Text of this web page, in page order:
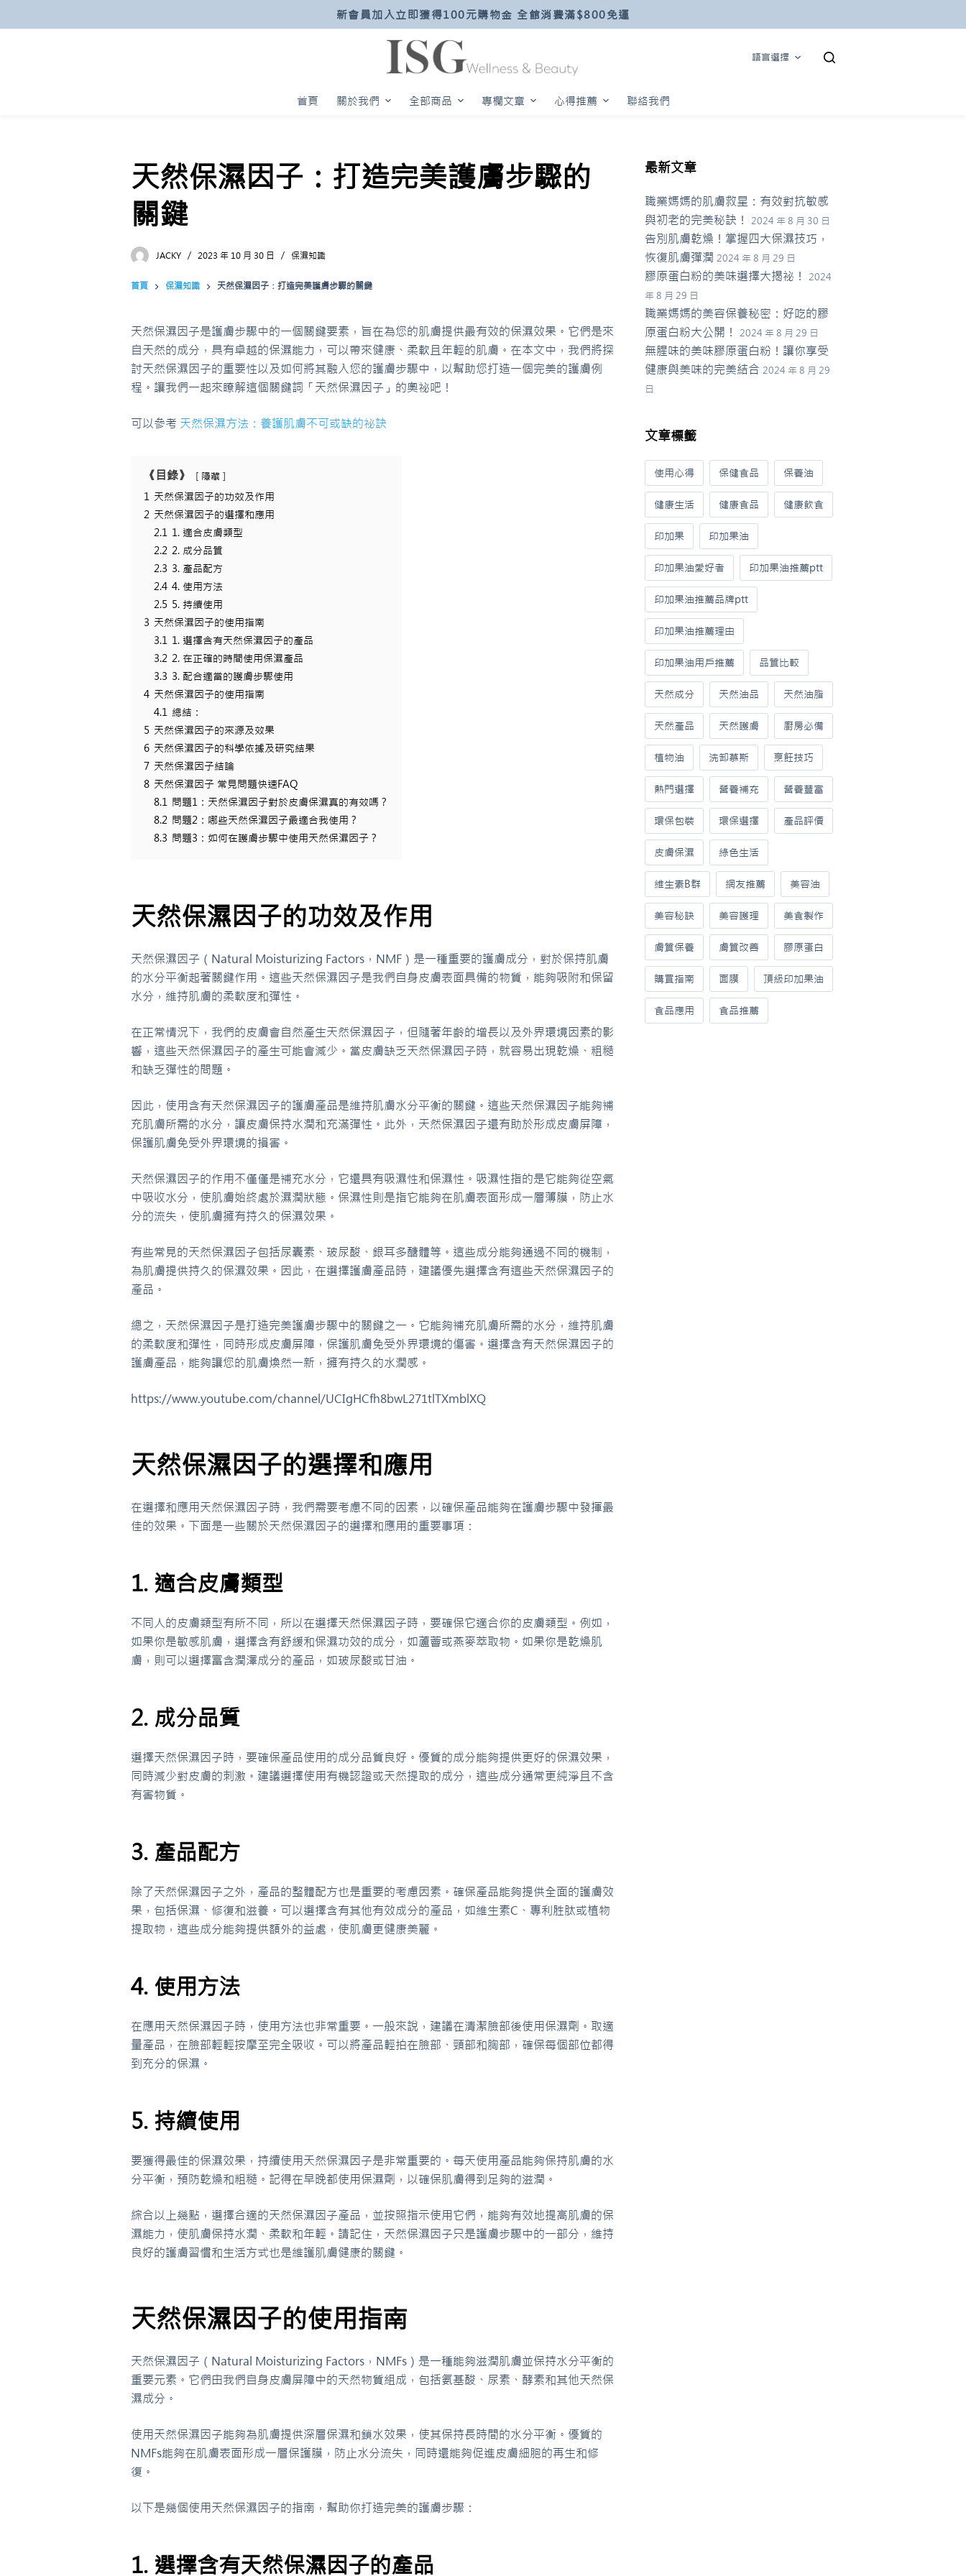
新會員加入立即獲得100元購物金 全館消費滿$800免運
語言選擇
首頁 關於我們 全部商品 專欄文章 心得推薦 聯絡我們
天然保濕因子：打造完美護膚步驟的
關鍵
JACKY 2023 年 10 月 30 日 保濕知識
首頁 保濕知識 天然保濕因子：打造完美護膚步驟的關鍵
天然保濕因子是護膚步驟中的一個關鍵要素，旨在為您的肌膚提供最有效的保濕效果。它們是來
自天然的成分，具有卓越的保濕能力，可以帶來健康、柔軟且年輕的肌膚。在本文中，我們將探
討天然保濕因子的重要性以及如何將其融入您的護膚步驟中，以幫助您打造一個完美的護膚例
程。讓我們一起來瞭解這個關鍵詞「天然保濕因子」的奧祕吧！
可以參考 天然保濕方法：養護肌膚不可或缺的祕訣
《目錄》 隱藏
1 天然保濕因子的功效及作用
2 天然保濕因子的選擇和應用
2.1 1. 適合皮膚類型
2.2 2. 成分品質
2.3 3. 產品配方
2.4 4. 使用方法
2.5 5. 持續使用
3 天然保濕因子的使用指南
3.1 1. 選擇含有天然保濕因子的產品
3.2 2. 在正確的時間使用保濕產品
3.3 3. 配合適當的護膚步驟使用
4 天然保濕因子的使用指南
4.1 總結：
5 天然保濕因子的來源及效果
6 天然保濕因子的科學依據及研究結果
7 天然保濕因子結論
8 天然保濕因子 常見問題快速FAQ
8.1 問題1：天然保濕因子對於皮膚保濕真的有效嗎？
8.2 問題2：哪些天然保濕因子最適合我使用？
8.3 問題3：如何在護膚步驟中使用天然保濕因子？
天然保濕因子的功效及作用
天然保濕因子（Natural Moisturizing Factors，NMF）是一種重要的護膚成分，對於保持肌膚
的水分平衡起著關鍵作用。這些天然保濕因子是我們自身皮膚表面具備的物質，能夠吸附和保留
水分，維持肌膚的柔軟度和彈性。
在正常情況下，我們的皮膚會自然產生天然保濕因子，但隨著年齡的增長以及外界環境因素的影
響，這些天然保濕因子的產生可能會減少。當皮膚缺乏天然保濕因子時，就容易出現乾燥、粗糙
和缺乏彈性的問題。
因此，使用含有天然保濕因子的護膚產品是維持肌膚水分平衡的關鍵。這些天然保濕因子能夠補
充肌膚所需的水分，讓皮膚保持水潤和充滿彈性。此外，天然保濕因子還有助於形成皮膚屏障，
保護肌膚免受外界環境的損害。
天然保濕因子的作用不僅僅是補充水分，它還具有吸濕性和保濕性。吸濕性指的是它能夠從空氣
中吸收水分，使肌膚始終處於濕潤狀態。保濕性則是指它能夠在肌膚表面形成一層薄膜，防止水
分的流失，使肌膚擁有持久的保濕效果。
有些常見的天然保濕因子包括尿囊素、玻尿酸、銀耳多醣體等。這些成分能夠通過不同的機制，
為肌膚提供持久的保濕效果。因此，在選擇護膚產品時，建議優先選擇含有這些天然保濕因子的
產品。
總之，天然保濕因子是打造完美護膚步驟中的關鍵之一。它能夠補充肌膚所需的水分，維持肌膚
的柔軟度和彈性，同時形成皮膚屏障，保護肌膚免受外界環境的傷害。選擇含有天然保濕因子的
護膚產品，能夠讓您的肌膚煥然一新，擁有持久的水潤感。
https://www.youtube.com/channel/UCIgHCfh8bwL271tlTXmblXQ
天然保濕因子的選擇和應用
在選擇和應用天然保濕因子時，我們需要考慮不同的因素，以確保產品能夠在護膚步驟中發揮最
佳的效果。下面是一些關於天然保濕因子的選擇和應用的重要事項：
1. 適合皮膚類型
不同人的皮膚類型有所不同，所以在選擇天然保濕因子時，要確保它適合你的皮膚類型。例如，
如果你是敏感肌膚，選擇含有舒緩和保濕功效的成分，如蘆薈或燕麥萃取物。如果你是乾燥肌
膚，則可以選擇富含潤澤成分的產品，如玻尿酸或甘油。
2. 成分品質
選擇天然保濕因子時，要確保產品使用的成分品質良好。優質的成分能夠提供更好的保濕效果，
同時減少對皮膚的刺激。建議選擇使用有機認證或天然提取的成分，這些成分通常更純淨且不含
有害物質。
3. 產品配方
除了天然保濕因子之外，產品的整體配方也是重要的考慮因素。確保產品能夠提供全面的護膚效
果，包括保濕、修復和滋養。可以選擇含有其他有效成分的產品，如維生素C、專利胜肽或植物
提取物，這些成分能夠提供額外的益處，使肌膚更健康美麗。
4. 使用方法
在應用天然保濕因子時，使用方法也非常重要。一般來說，建議在清潔臉部後使用保濕劑。取適
量產品，在臉部輕輕按摩至完全吸收。可以將產品輕拍在臉部、頸部和胸部，確保每個部位都得
到充分的保濕。
5. 持續使用
要獲得最佳的保濕效果，持續使用天然保濕因子是非常重要的。每天使用產品能夠保持肌膚的水
分平衡，預防乾燥和粗糙。記得在早晚都使用保濕劑，以確保肌膚得到足夠的滋潤。
綜合以上幾點，選擇合適的天然保濕因子產品，並按照指示使用它們，能夠有效地提高肌膚的保
濕能力，使肌膚保持水潤、柔軟和年輕。請記住，天然保濕因子只是護膚步驟中的一部分，維持
良好的護膚習慣和生活方式也是維護肌膚健康的關鍵。
天然保濕因子的使用指南
天然保濕因子（Natural Moisturizing Factors，NMFs）是一種能夠滋潤肌膚並保持水分平衡的
重要元素。它們由我們自身皮膚屏障中的天然物質組成，包括氨基酸、尿素、酵素和其他天然保
濕成分。
使用天然保濕因子能夠為肌膚提供深層保濕和鎖水效果，使其保持長時間的水分平衡。優質的
NMFs能夠在肌膚表面形成一層保護膜，防止水分流失，同時還能夠促進皮膚細胞的再生和修
復。
以下是幾個使用天然保濕因子的指南，幫助你打造完美的護膚步驟：
1. 選擇含有天然保濕因子的產品
最新文章
職業媽媽的肌膚救星：有效對抗敏感
與初老的完美秘訣！
2024 年 8 月 30 日
告別肌膚乾燥！掌握四大保濕技巧，
恢復肌膚彈潤 2024 年 8 月 29 日
膠原蛋白粉的美味選擇大揭祕！
2024
年 8 月 29 日
職業媽媽的美容保養秘密：好吃的膠
原蛋白粉大公開！
2024 年 8 月 29 日
無腥味的美味膠原蛋白粉！讓你享受
健康與美味的完美結合 2024 年 8 月 29
日
文章標籤
使用心得 保健食品 保養油
健康生活 健康食品 健康飲食
印加果 印加果油
印加果油愛好者 印加果油推薦ptt
印加果油推薦品牌ptt
印加果油推薦理由
印加果油用戶推薦 品質比較
天然成分 天然油品 天然油脂
天然產品 天然護膚 廚房必備
植物油 洗卸慕斯 烹飪技巧
熱門選擇 營養補充 營養豐富
環保包裝 環保選擇 產品評價
皮膚保濕 綠色生活
維生素B群 網友推薦 美容油
美容秘訣 美容護理 美食製作
膚質保養 膚質改善 膠原蛋白
購買指南 面膜 頂級印加果油
食品應用 食品推薦